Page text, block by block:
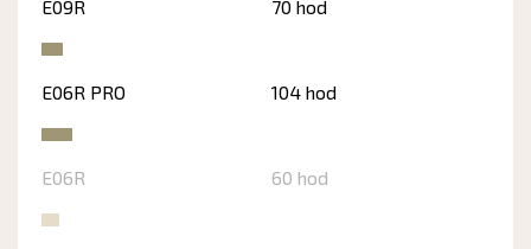
E09R 70 hod
E06R PRO 104 hod
E06R 60 hod